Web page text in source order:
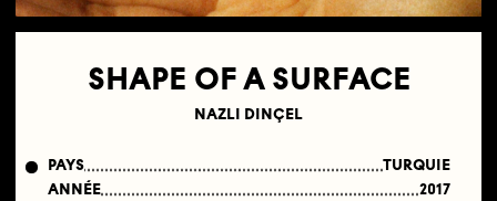
SHAPE OF A SURFACE
NAZLI DINÇEL
PAYS
TURQUIE
ANNÉE
2017